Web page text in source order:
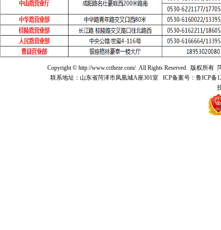
Copyright © http://www.cctheze.com/ All Rights Reserved. 版权所
联系地址：山东省菏泽市凤凰城A座301室 ICP备案号：鲁ICP备